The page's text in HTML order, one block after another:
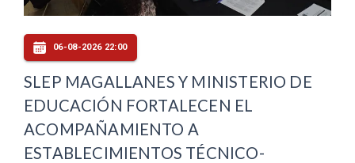
06-08-2026 22:00
SLEP MAGALLANES Y MINISTERIO DE
EDUCACIÓN FORTALECEN EL
ACOMPAÑAMIENTO A
ESTABLECIMIENTOS TÉCNICO-